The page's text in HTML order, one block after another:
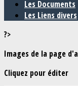
Les Documents
Les Liens divers
?>
Images de la page
Cliquez pour éditer